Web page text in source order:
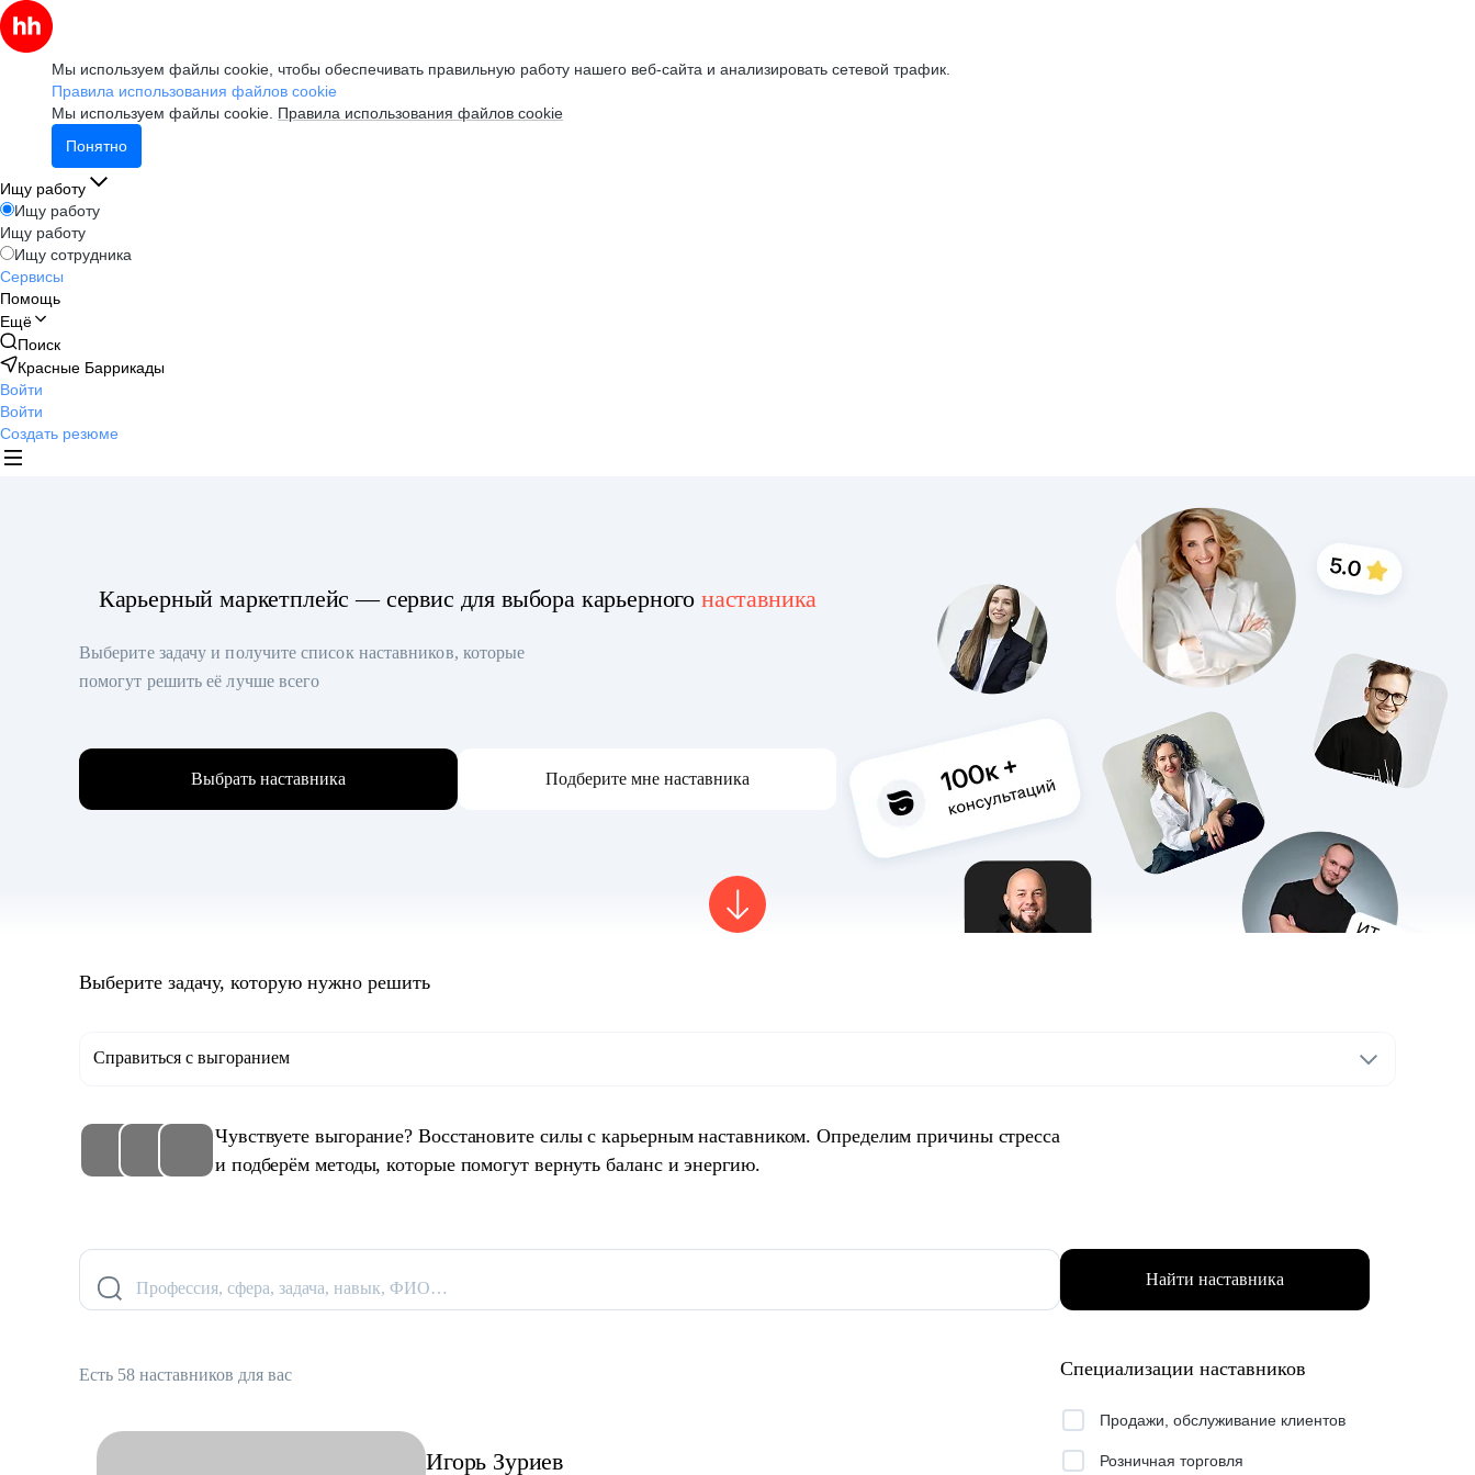
Мы используем файлы cookie, чтобы обеспечивать правильную работу нашего веб-сайта и анализировать сетевой трафик.
Правила использования файлов cookie
Мы используем файлы cookie. Правила использования файлов cookie
Понятно
Ищу работу
Ищу работу
Ищу работу
Ищу сотрудника
Сервисы
Помощь
Ещё
Поиск
Красные Баррикады
Войти
Войти
Создать резюме
Карьерный маркетплейс — сервис для выбора карьерного наставника
Выберите задачу и получите список наставников, которые
помогут решить её лучше всего
Выбрать наставника Подберите мне наставника
Выберите задачу, которую нужно решить
Справиться с выгоранием
Чувствуете выгорание? Восстановите силы с карьерным наставником. Определим причины стресса
и подберём методы, которые помогут вернуть баланс и энергию.
Профессия, сфера, задача, навык, ФИО… Найти наставника
Есть 58 наставников для вас
Игорь Зуриев
Специализации наставников
Продажи, обслуживание клиентов
Розничная торговля